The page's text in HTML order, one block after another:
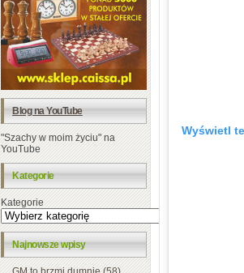
Blog na YouTube
"Szachy w moim życiu" na
YouTube
Kategorie
Kategorie
Najnowsze wpisy
Wyświetl